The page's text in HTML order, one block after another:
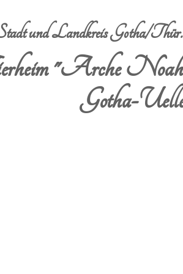
und Landkreis Gotha/
"Arche
Gotha-